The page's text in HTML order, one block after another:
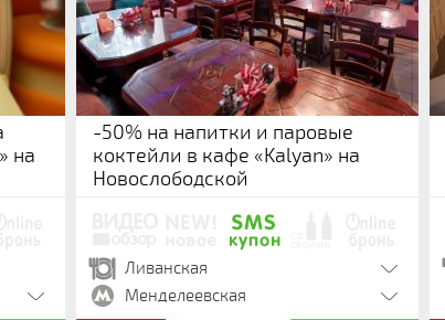
на
-50% на напитки и паровые
коктейли в кафе «Kalyan» на
Новослободской
Ливанская
Менделеевская